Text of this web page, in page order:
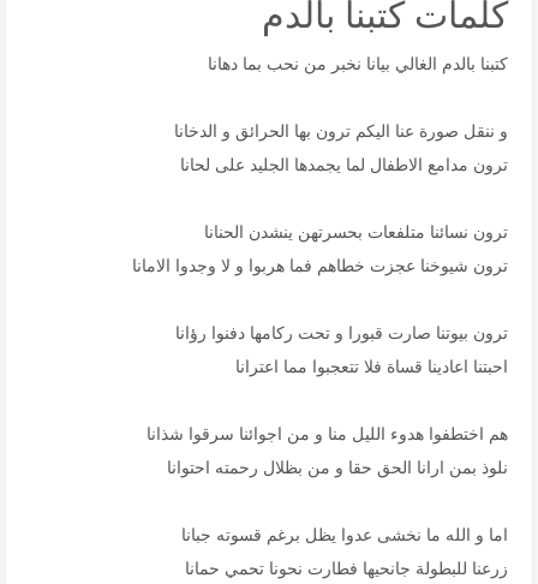
كلمات كتبنا بالدم
كتبنا بالدم الغالي بيانا نخبر من نحب بما دهانا
و ننقل صورة عنا اليكم ترون بها الحرائق و الدخانا
ترون مدامع الاطفال لما يجمدها الجليد على لحانا
ترون نسائنا متلفعات بحسرتهن ينشدن الحنانا
ترون شيوخنا عجزت خطاهم فما هربوا و لا وجدوا الامانا
ترون بيوتنا صارت قبورا و تحت ركامها دفنوا رؤانا
احبتنا اعادينا قساة فلا تتعجبوا مما اعترانا
هم اختطفوا هدوء الليل منا و من اجوائنا سرقوا شذانا
نلوذ بمن ارانا الحق حقا و من بظلال رحمته احتوانا
اما و الله ما نخشى عدوا يظل برغم قسوته جبانا
زرعنا للبطولة جانحيها فطارت نحونا تحمي حمانا